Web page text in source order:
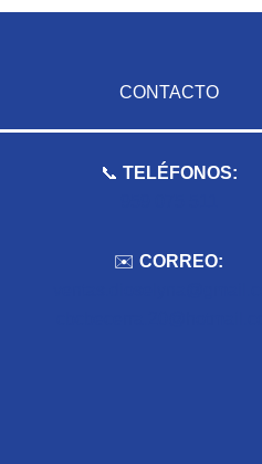
CONTACTO
📞 TELÉFONOS:
✉️CORREO: